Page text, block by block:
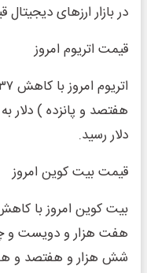
در بازار ارزهای
قیمت اتریوم امروز
دلار رسید.
قیمت بیت کوین امروز
شش هزار و هفتصد و